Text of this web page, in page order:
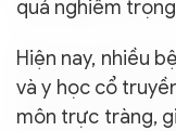
quả nghiêm
Hiện nay, nhiều
và y học cổ
môn trực tràng,